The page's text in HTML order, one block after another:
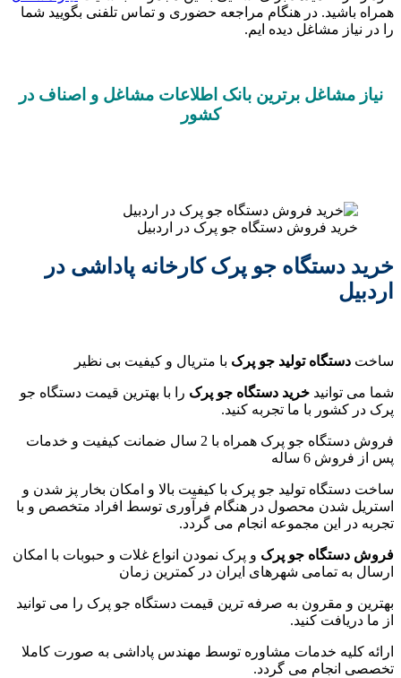
همراه باشید. در هنگام مراجعه حضوری و تماس تلفنی بگویید شما
را در نیاز مشاغل دیده ایم.
نیاز مشاغل برترین بانک اطلاعات مشاغل و اصناف در
کشور
خرید فروش دستگاه جو پرک در اردبیل
خرید دستگاه جو پرک کارخانه پاداشی در
اردبیل
ساختدستگاه تولید جو پرکبا متریال و کیفیت بی نظیر
شما می توانید خرید دستگاه جو پرکرا با بهترین قیمت دستگاه جو
پرک در کشور با ما تجربه کنید.
فروش دستگاه جو پرک همراه با 2 سال ضمانت کیفیت و خدمات
پس از فروش 6 ساله
ساخت دستگاه تولید جو پرک با کیفیت بالا و امکان بخار پز شدن و
استریل شدن محصول در هنگام فرآوری توسط افراد متخصص و با
تجربه در این مجموعه انجام می گردد.
فروش دستگاه جو پرکو پرک نمودن انواع غلات و حبوبات با امکان
ارسال به تمامی شهرهای ایران در کمترین زمان
بهترین و مقرون به صرفه ترین قیمت دستگاه جو پرک را می توانید
از ما دریافت کنید.
ارائه کلیه خدمات مشاوره توسط مهندس پاداشی به صورت کاملا
تخصصی انجام می گردد.